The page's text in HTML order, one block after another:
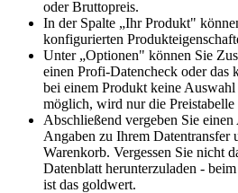
oder Bruttopreis.
In der Spalte „Ihr Produkt"
konfigurierten
Unter „Optionen" können Sie
einen Profi-Datencheck oder das
bei einem Produkt keine
möglich, wird nur die Preistabelle
Abschließend vergeben Sie
Angaben zu Ihrem Datentransfer
Warenkorb. Vergessen Sie nicht
Datenblatt herunterzuladen -
ist das goldwert.